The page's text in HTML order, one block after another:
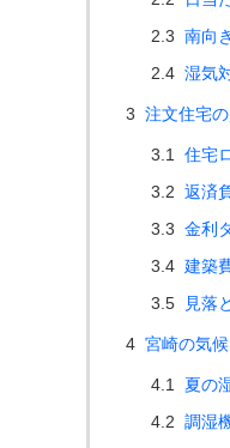
2.3 南向
2.4 湿気
3 注文住宅
3.1 住宅
3.2 返済
3.3 金利
3.4 建築
3.5 見落
4 宮崎の気
4.1 夏の
4.2 調湿